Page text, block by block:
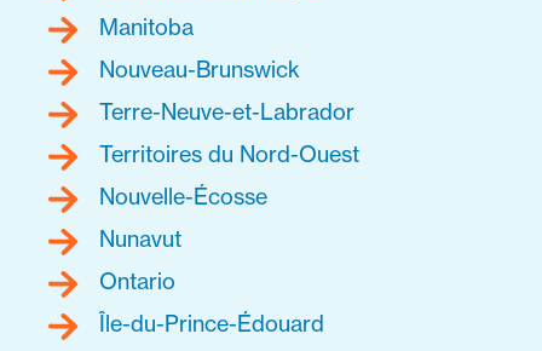
Manitoba
Nouveau-Brunswick
Terre-Neuve-et-Labrador
Territoires du Nord-Ouest
Nouvelle-Écosse
Nunavut
Ontario
Île-du-Prince-Édouard